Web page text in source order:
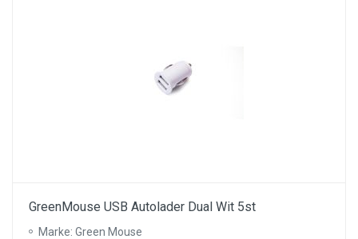
GreenMouse USB Autolader Dual Wit 5st
Marke: Green Mouse